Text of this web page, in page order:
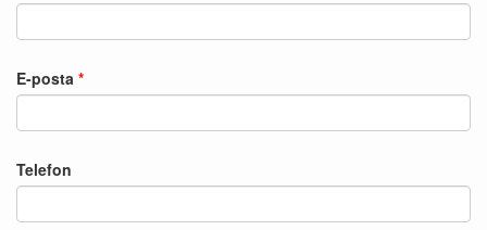
E-posta
Telefon